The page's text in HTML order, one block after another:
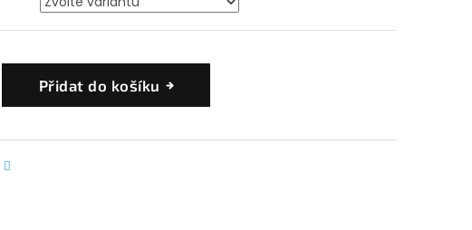
Přidat do košíku